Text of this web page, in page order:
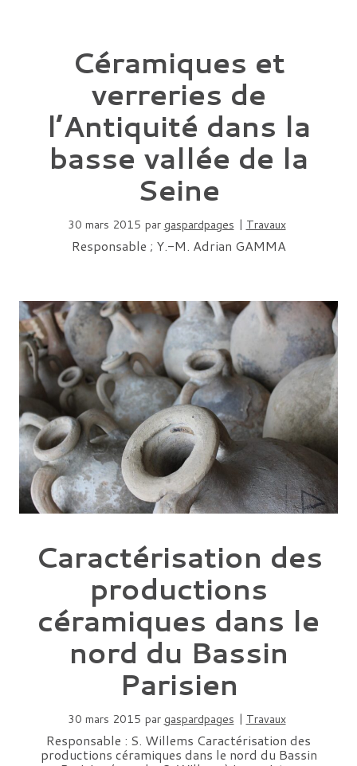
Céramiques et
verreries de
l’Antiquité dans la
basse vallée de la
Seine
30 mars 2015 par gaspardpages | Travaux
Responsable ; Y.-M. Adrian GAMMA
Caractérisation des
productions
céramiques dans le
nord du Bassin
Parisien
30 mars 2015 par gaspardpages | Travaux
Responsable : S. Willems Caractérisation des
productions céramiques dans le nord du Bassin